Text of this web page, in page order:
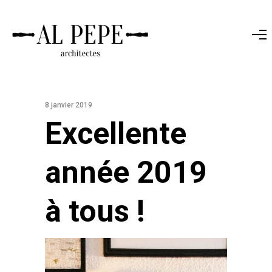
8 janvier 2019
Excellente
année 2019
à tous !
L
e